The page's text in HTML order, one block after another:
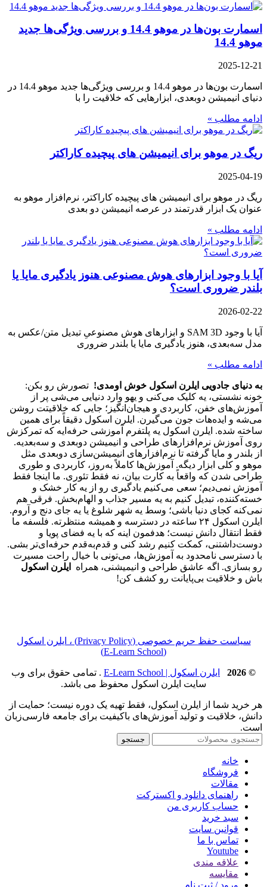
اسمارت بون‌ها در موهو 14.4 و بررسی ویژگی‌ها جدید
موهو 14.4
2025-12-21
اسمارت بون‌ها در موهو 14.4 و بررسی ویژگی‌ها جدید موهو 14.4 در
دنیای انیمیشن دوبعدی، ابزارهایی که خلاقیت را با
ادامه مطلب »
ریگ در موهو برای انیمیشن های پیچیده کاراکتر
2025-04-19
ریگ در موهو برای انیمیشن های پیچیده کاراکتر، نرم‌افزار موهو به
عنوان یک ابزار قدرتمند در عرصه انیمیشن دو بعدی
ادامه مطلب »
آیا با وجود ابزارهای هوش مصنوعی هنوز یادگیری مایا یا
بلندر ضروری است؟
2026-02-22
آیا با وجود SAM 3D و ابزارهای هوش مصنوعیِ تبدیل متن/عکس به
مدل سه‌بعدی، هنوز یادگیری مایا یا بلندر ضروری
ادامه مطلب »
به دنیای جادویی ایلرن اسکول خوش اومدی! تصورش رو بکن:
خونه نشستی، یه کلیک می‌کنی و یهو وارد دنیایی می‌شی پر از
آموزش‌های خفن، کاربردی و هیجان‌انگیز؛ جایی که خلاقیتت روشن
می‌شه و ایده‌هات جون می‌گیرن. ایلرن اسکول دقیقاً برای همین
ساخته شده. ایلرن اسکول یه پلتفرم آموزشی حرفه‌ایه که تمرکزش
روی آموزش نرم‌افزارهای طراحی و انیمیشن دو‌بعدی و سه‌بعدیه.
از بلندر و مایا گرفته تا نرم‌افزارهای انیمیشن‌سازی دوبعدی مثل
موهو و کلی ابزار دیگه. آموزش‌ها کاملاً به‌روز، کاربردی و طوری
طراحی شدن که واقعاً به کارت بیان، نه فقط تئوری. ما اینجا فقط
آموزش نمی‌دیم؛ سعی می‌کنیم یادگیری رو از یه کار خشک و
خسته‌کننده، تبدیل کنیم به یه مسیر جذاب و الهام‌بخش. فرقی هم
نمی‌کنه کجای دنیا باشی؛ وسط یه شهر شلوغ یا یه جای دنج و آروم.
ایلرن اسکول ۲۴ ساعته در دسترسه و همیشه منتظرته. فلسفه ما
فقط انتقال دانش نیست؛ هدفمون اینه که با یه فضای پویا و
دوست‌داشتنی، کمکت کنیم رشد کنی و قدم‌به‌قدم حرفه‌ای‌تر بشی.
با دسترسی نامحدود به آموزش‌ها، می‌تونی با خیال راحت مسیرت
رو بسازی. اگه عاشق طراحی و انیمیشنی، همراه
ایلرن اسکول
باش و خلاقیت بی‌پایانت رو کشف کن!
سیاست حفظ حریم خصوصی (Privacy Policy) ، ایلرن اسکول
(E‑Learn School)
© 2026 ایلرن اسکول | E-Learn School
. تمامی حقوق برای وب
سایت ایلرن اسکول محفوظ می باشد.
هر خرید شما از ایلرن اسکول، فقط تهیه یک دوره نیست؛ حمایت از
دانش، خلاقیت و تولید آموزش‌های باکیفیت برای جامعه فارسی‌زبان
است.
جستجو
خانه
فروشگاه
مقالات
راهنمای دانلود و اکسترکت
حساب کاربری من
سبد خرید
قوانین سایت
تماس با ما
Youtube
علاقه مندی
مقایسه
ورود / ثبت نام